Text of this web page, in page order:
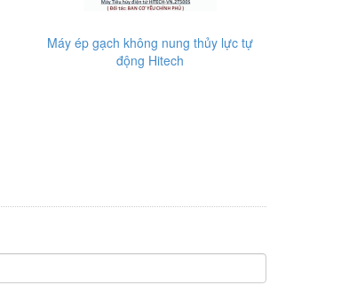
Máy ép gạch không nung thủy lực tự
động Hitech